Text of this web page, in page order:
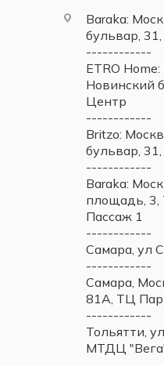
Baraka:
бульвар,
------------
ETRO
Новинский
Центр
------------
Britzo:
бульвар,
------------
Baraka:
площадь,
Пассаж 1
------------
Самара, ул
------------
Самара,
81А, ТЦ
------------
Тольятти,
МТДЦ